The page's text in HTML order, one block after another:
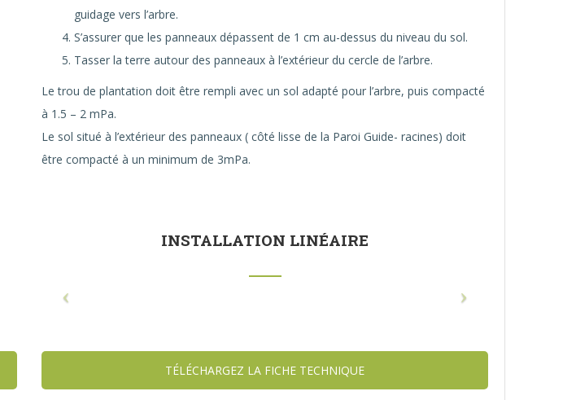
guidage vers l’arbre.
S’assurer que les panneaux dépassent de 1 cm au-dessus du niveau du sol.
Tasser la terre autour des panneaux à l’extérieur du cercle de l’arbre.
Le trou de plantation doit être rempli avec un sol adapté pour l’arbre, puis compacté
à 1.5 – 2 mPa.
Le sol situé à l’extérieur des panneaux ( côté lisse de la Paroi Guide- racines) doit
être compacté à un minimum de 3mPa.
INSTALLATION LINÉAIRE
TÉLÉCHARGEZ LA FICHE TECHNIQUE